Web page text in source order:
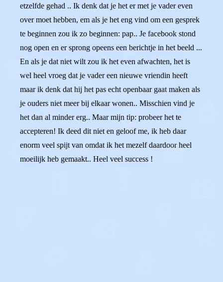
etzelfde gehad .. Ik denk dat je het er met je vader even
over moet hebben, em als je het eng vind om een gesprek
te beginnen zou ik zo beginnen: pap.. Je facebook stond
nog open en er sprong opeens een berichtje in het beeld ...
En als je dat niet wilt zou ik het even afwachten, het is
wel heel vroeg dat je vader een nieuwe vriendin heeft
maar ik denk dat hij het pas echt openbaar gaat maken als
je ouders niet meer bij elkaar wonen.. Misschien vind je
het dan al minder erg.. Maar mijn tip: probeer het te
accepteren! Ik deed dit niet en geloof me, ik heb daar
enorm veel spijt van omdat ik het mezelf daardoor heel
moeilijk heb gemaakt.. Heel veel success !